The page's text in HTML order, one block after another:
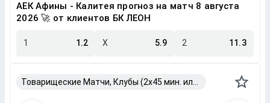
АЕК Афины - Калитея прогноз на матч 8 августа
2026 🚀 от клиентов БК ЛЕОН
1 1.2 X 5.9 2 11.3